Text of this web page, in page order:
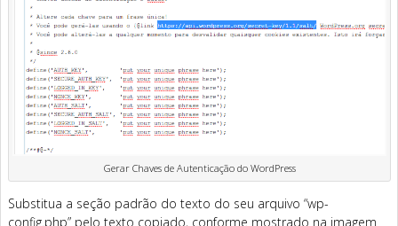
Gerar Chaves de Autenticação do WordPress
Substitua a seção padrão do texto do seu arquivo “wp-
config.php” pelo texto copiado, conforme mostrado na imagem